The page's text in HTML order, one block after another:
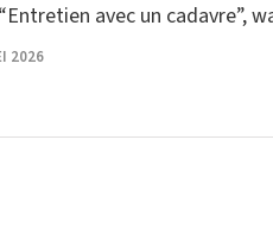
avec un cadavre”,
2026